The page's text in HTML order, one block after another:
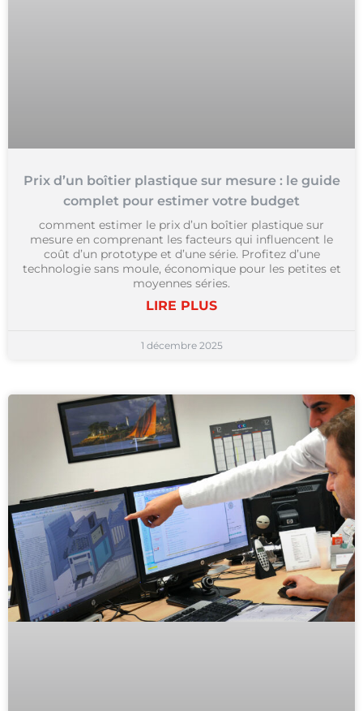
Prix d’un boîtier plastique sur mesure : le guide
complet pour estimer votre budget
comment estimer le prix d’un boîtier plastique sur
mesure en comprenant les facteurs qui influencent le
coût d’un prototype et d’une série. Profitez d’une
technologie sans moule, économique pour les petites et
moyennes séries.
LIRE PLUS
1 décembre 2025